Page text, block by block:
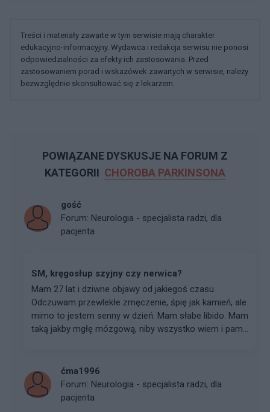
Treści i materiały zawarte w tym serwisie mają charakter
edukacyjno-informacyjny. Wydawca i redakcja serwisu nie ponosi
odpowiedzialności za efekty ich zastosowania. Przed
zastosowaniem porad i wskazówek zawartych w serwisie, należy
bezwzględnie skonsultować się z lekarzem.
POWIĄZANE DYSKUSJE NA FORUM Z
KATEGORII CHOROBA PARKINSONA
gość
Forum: Neurologia - specjalista radzi, dla
pacjenta
SM, kręgosłup szyjny czy nerwica?
Mam 27 lat i dziwne objawy od jakiegoś czasu.
Odczuwam przewlekłe zmęczenie, śpię jak kamień, ale
mimo to jestem senny w dzień. Mam słabe libido. Mam
taką jakby mgłę mózgową, niby wszystko wiem i pam...
ćma1996
Forum: Neurologia - specjalista radzi, dla
pacjenta